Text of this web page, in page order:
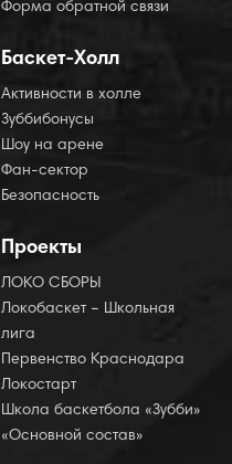
Форма обратной связи
Баскет-Холл
Активности в холле
Зуббибонусы
Шоу на арене
Фан-сектор
Безопасность
Проекты
ЛОКО СБОРЫ
Локобаскет – Школьная
лига
Первенство Краснодара
Локостарт
Школа баскетбола «Зубби»
«Основной состав»